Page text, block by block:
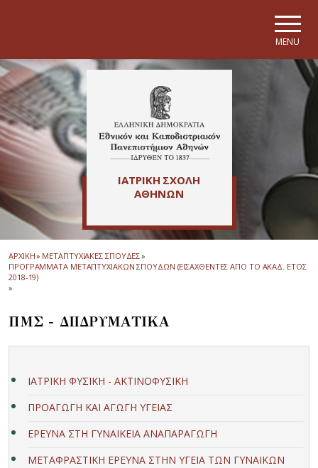
MENU
ΙΑΤΡΙΚΗ ΣΧΟΛΗ
ΑΘΗΝΩΝ
ΑΡΧΙΚΗ» ΜΕΤΑΠΤΥΧΙΑΚΕΣ ΣΠΟΥΔΕΣ»
ΠΡΟΓΡΑΜΜΑΤΑ ΜΕΤΑΠΤΥΧΙΑΚΩΝ ΣΠΟΥΔΩΝ (ΕΙΣΑΧΘΕΝΤΕΣ ΑΠΟ ΤΟ ΑΚΑΔ. ΕΤΟΣ
2018-19)
»
ΠΜΣ - ΔΙΙΔΡΥΜΑΤΙΚΑ
ΙΑΤΡΙΚΗ ΦΥΣΙΚΗ - ΑΚΤΙΝΟΦΥΣΙΚΗ
ΠΡΟΑΓΩΓΗ ΚΑΙ ΑΓΩΓΗ ΥΓΕΙΑΣ
ΕΡΕΥΝΑ ΣΤΗ ΓΥΝΑΙΚΕΙΑ ΑΝΑΠΑΡΑΓΩΓΗ
ΜΕΤΑΦΡΑΣΤΙΚΗ ΕΡΕΥΝΑ ΣΤΗΝ ΥΓΕΙΑ ΤΩΝ ΓΥΝΑΙΚΩΝ